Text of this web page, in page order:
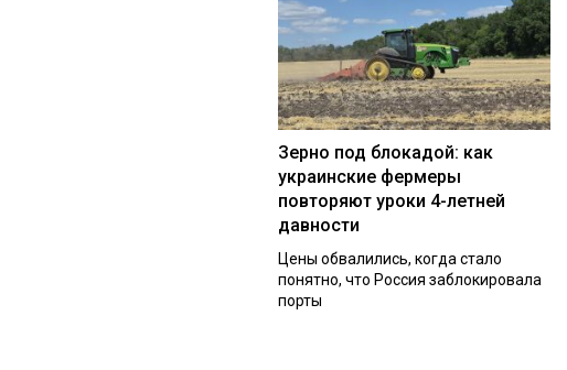
Зерно под блокадой: как
украинские фермеры
повторяют уроки 4-летней
давности
Цены обвалились, когда стало
понятно, что Россия заблокировала
порты